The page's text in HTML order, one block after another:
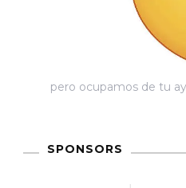
pero ocupamos de tu
SPONSORS